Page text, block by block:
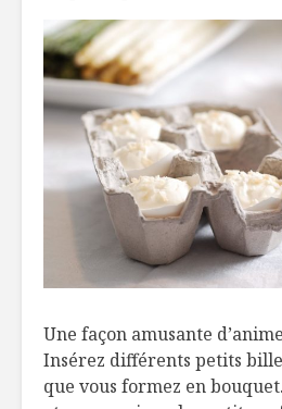
Une façon amusante
Insérez différents petits
que vous formez en